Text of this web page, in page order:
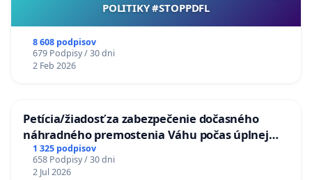
POLITIKY #STOPPDFL
8 608 podpisov
679 Podpisy / 30 dni
2 Feb 2026
Petícia/žiadosť za zabezpečenie dočasného
náhradného premostenia Váhu počas úplnej
uzávery Vážskeho mosta v Komárne
1 325 podpisov
658 Podpisy / 30 dni
2 Jul 2026